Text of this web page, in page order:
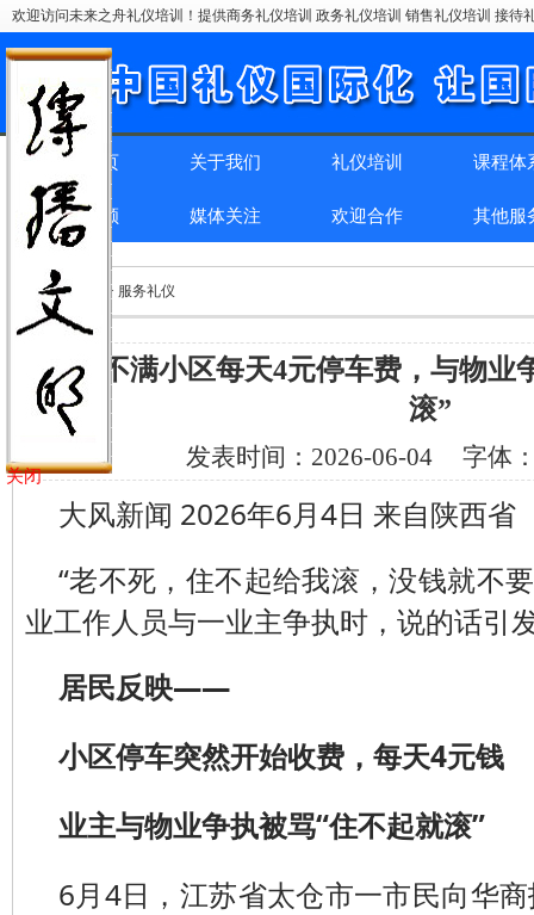
欢迎访问未来之舟礼仪培训！提供商务礼仪培训 政务礼仪培训 销售礼仪培训 接
网站首页 关于我们 礼仪培训 课程体
精彩回顾 媒体关注 欢迎合作 其他服
位置：首页 > > 服务礼仪
业主不满小区每天4元停车费，与物业
滚”
发表时间： 2026-06-04 字体
大风新闻 2026年6月4日 来自陕西省
“老不死，住不起给我滚，没钱就不
业工作人员与一业主争执时，说的话引
居民反映——
小区停车突然开始收费，每天4元钱
业主与物业争执被骂“住不起就滚”
6月4日，江苏省太仓市一市民向华
关闭